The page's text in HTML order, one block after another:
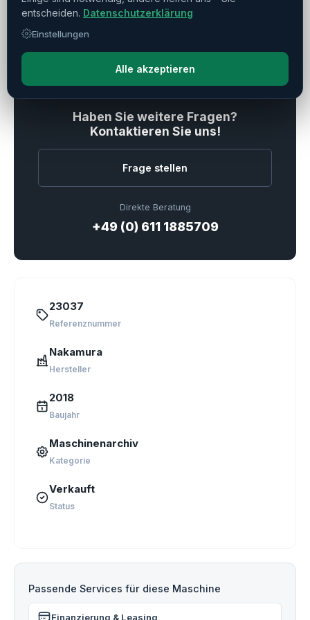
Verkauft
Haben Sie weitere Fragen?
Kontaktieren Sie uns!
Frage stellen
Direkte Beratung
+49 (0) 611 1885709
23037
Referenznummer
Nakamura
Hersteller
2018
Baujahr
Maschinenarchiv
Kategorie
Verkauft
Status
Passende Services für diese Maschine
Finanzierung & Leasing
entscheiden. Datenschutzerklärung
Einstellungen
Alle akzeptieren